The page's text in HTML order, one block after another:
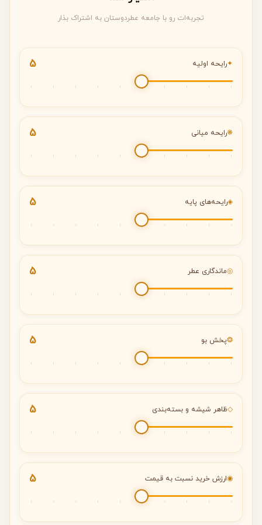
تجربه‌ات رو با جامعه عطردوستان به اشتراک بذار
✦رایحه اولیه 5
❋رایحه میانی 5
◈رایحه‌های پایه 5
◎ماندگاری عطر 5
❂پخش بو 5
◇ظاهر شیشه و بسته‌بندی 5
◉ارزش خرید نسبت به قیمت 5